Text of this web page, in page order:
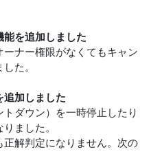
能を追加しました
ナー権限がなくてもキャン
た。
追加しました
ダウン）を一時停止したり
ました。
解判定になりません。次の